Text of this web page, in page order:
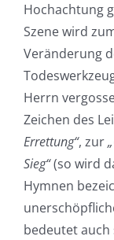
Hochachtung
Szene wird
Veränderung
Herrn
Zeichen des
Errettung“, zur
Sieg“(so wird
Hymnen
bedeutet